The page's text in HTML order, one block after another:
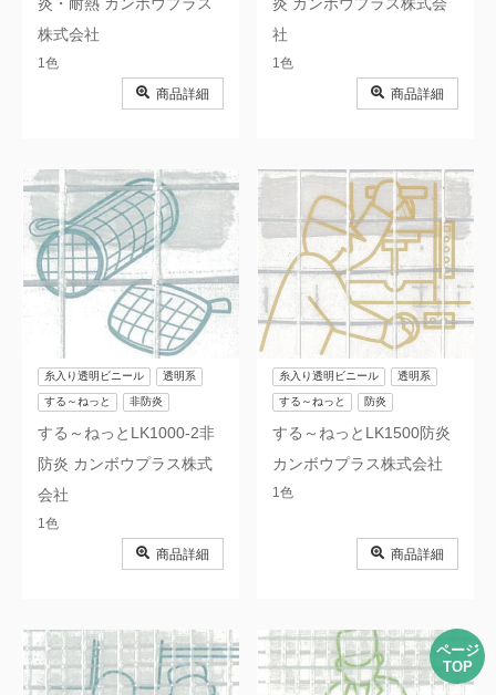
株式会社
1色
商品詳細
社
1色
商品詳細
する～ねっとLK1000-2非
防炎 カンボウプラス株式
会社
糸入り透明ビニール 透明系
する～ねっと 非防炎
1色
商品詳細
する～ねっとLK1500防炎
カンボウプラス株式会社
糸入り透明ビニール 透明系
する～ねっと 防炎
1色
商品詳細
ページ
TOP